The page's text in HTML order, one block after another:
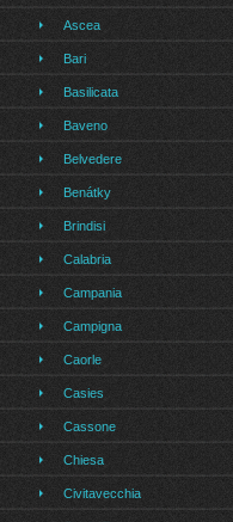
Ascea
Bari
Basilicata
Baveno
Belvedere
Benátky
Brindisi
Calabria
Campania
Campigna
Caorle
Casies
Cassone
Chiesa
Civitavecchia